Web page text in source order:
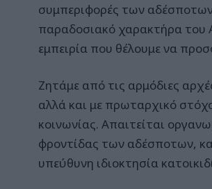
συμπεριφορές των
παραδοσιακό χαρακτήρα του
εμπειρία που θέλουμε να
Ζητάμε από τις αρμόδιες
αλλά και με πρωταρχικό
κοινωνίας. Απαιτείται
φροντίδας των αδέσποτων,
υπεύθυνη ιδιοκτησία